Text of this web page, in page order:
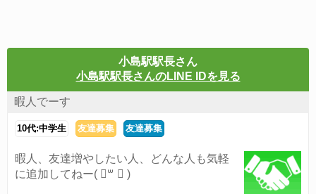
小島駅駅長さん
小島駅駅長さんのLINE IDを見る
暇人でーす
10代:中学生 友達募集 友達募集
暇人、友達増やしたい人、どんな人も気軽
に追加してねー‪( ॑꒳ ॑ )